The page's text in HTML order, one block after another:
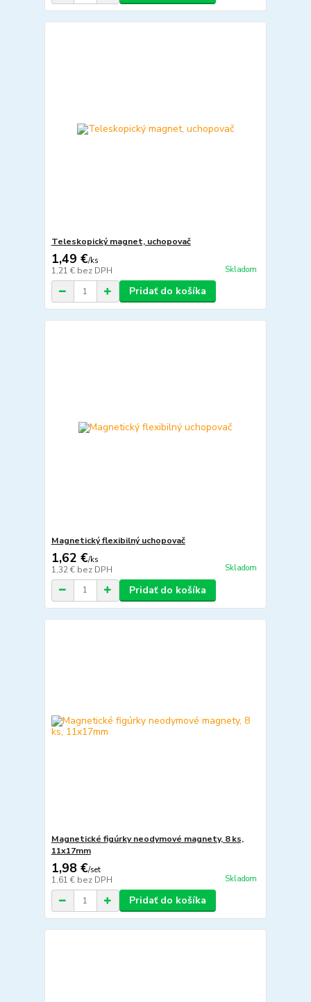
Teleskopický magnet, uchopovač
1,49 €/ks
1,21 € bez DPH Skladom
Pridať do košíka
Magnetický flexibilný uchopovač
1,62 €/ks
1,32 € bez DPH Skladom
Pridať do košíka
Magnetické figúrky neodymové magnety, 8 ks,
11x17mm
1,98 €/set
1,61 € bez DPH Skladom
Pridať do košíka